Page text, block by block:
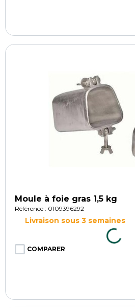
Moule à foie gras 1,5 kg
Référence : 0109396292
Livraison sous 3 semaines
COMPARER